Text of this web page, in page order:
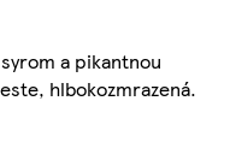
a pikantnou
hlbokozmrazená.